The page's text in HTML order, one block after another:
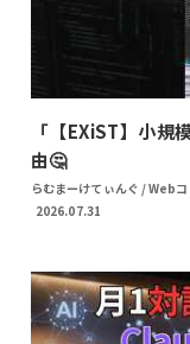
「【EXiST】小規
由🤔
らむまーけてぃんぐ / Web
2026.07.31